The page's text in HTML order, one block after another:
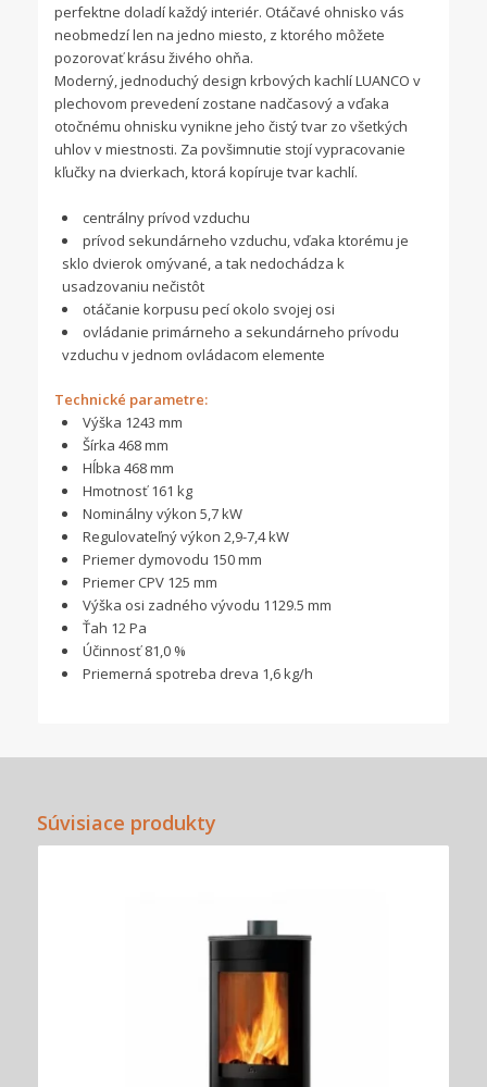
perfektne doladí každý interiér. Otáčavé ohnisko vás
neobmedzí len na jedno miesto, z ktorého môžete
pozorovať krásu živého ohňa.
Moderný, jednoduchý design krbových kachlí LUANCO v
plechovom prevedení zostane nadčasový a vďaka
otočnému ohnisku vynikne jeho čistý tvar zo všetkých
uhlov v miestnosti. Za povšimnutie stojí vypracovanie
kľučky na dvierkach, ktorá kopíruje tvar kachlí.
centrálny prívod vzduchu
prívod sekundárneho vzduchu, vďaka ktorému je
sklo dvierok omývané, a tak nedochádza k
usadzovaniu nečistôt
otáčanie korpusu pecí okolo svojej osi
ovládanie primárneho a sekundárneho prívodu
vzduchu v jednom ovládacom elemente
Technické parametre:
Výška 1243 mm
Šírka 468 mm
Hĺbka 468 mm
Hmotnosť 161 kg
Nominálny výkon 5,7 kW
Regulovateľný výkon 2,9-7,4 kW
Priemer dymovodu 150 mm
Priemer CPV 125 mm
Výška osi zadného vývodu 1129.5 mm
Ťah 12 Pa
Účinnosť 81,0 %
Priemerná spotreba dreva 1,6 kg/h
Súvisiace produkty